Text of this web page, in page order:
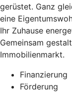
gerüstet. Ganz
eine
Ihr Zuhause
Gemeinsam
Immobilienmarkt.
Finanzierung
Förderung